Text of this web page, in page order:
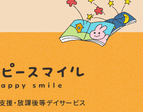
援・放課後等デイサービス